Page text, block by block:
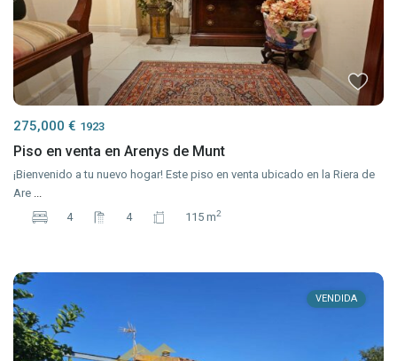
275,000 € 1923
Piso en venta en Arenys de Munt
¡Bienvenido a tu nuevo hogar! Este piso en venta ubicado en la Riera de
Are ...
4
4 115 m2
VENDIDA